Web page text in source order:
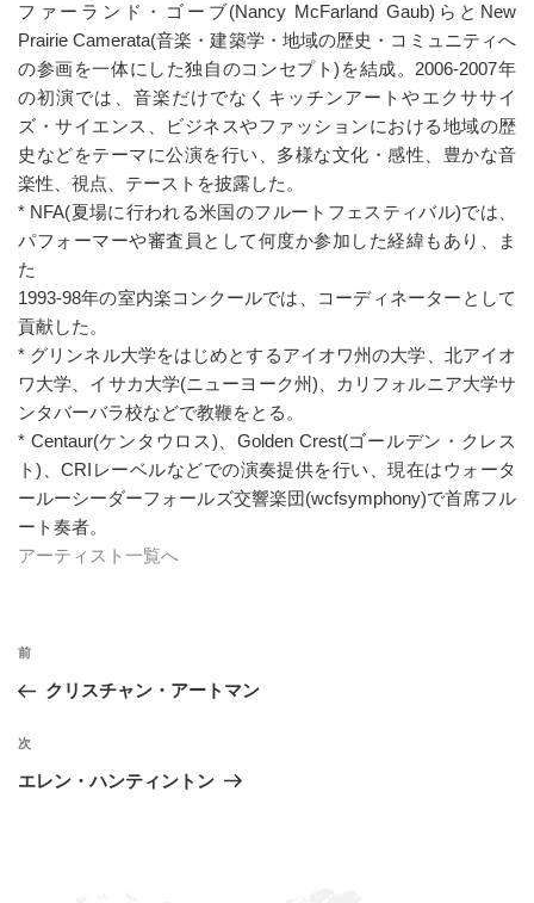
ファーランド・ゴーブ(Nancy McFarland Gaub)らとNew
Prairie Camerata(音楽・建築学・地域の歴史・コミュニティへ
の参画を一体にした独自のコンセプト)を結成。2006-2007年
の初演では、音楽だけでなくキッチンアートやエクササイ
ズ・サイエンス、ビジネスやファッションにおける地域の歴
史などをテーマに公演を行い、多様な文化・感性、豊かな音
楽性、視点、テーストを披露した。
* NFA(夏場に行われる米国のフルートフェスティバル)では、
パフォーマーや審査員として何度か参加した経緯もあり、ま
た
1993-98年の室内楽コンクールでは、コーディネーターとして
貢献した。
* グリンネル大学をはじめとするアイオワ州の大学、北アイオ
ワ大学、イサカ大学(ニューヨーク州)、カリフォルニア大学サ
ンタバーバラ校などで教鞭をとる。
* Centaur(ケンタウロス)、Golden Crest(ゴールデン・クレス
ト)、CRIレーベルなどでの演奏提供を行い、現在はウォータ
ールーシーダーフォールズ交響楽団(wcfsymphony)で首席フル
ート奏者。
アーティスト一覧へ
投
ビ
ゲ
過
去
投
前
クリスチャン・アートマン
次
の
次
エレン・ハンティントン